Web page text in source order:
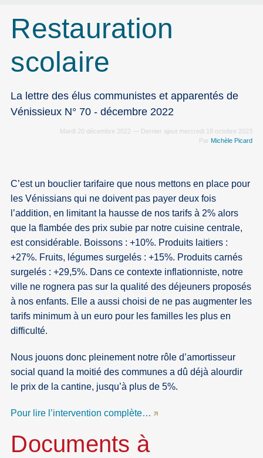
Restauration
scolaire
La lettre des élus communistes et apparentés de
Vénissieux N° 70 - décembre 2022
Mardi 20 décembre 2022 — Dernier ajout mercredi 18 octobre 2023
Par Michèle Picard
C’est un bouclier tarifaire que nous mettons en place pour
les Vénissians qui ne doivent pas payer deux fois
l’addition, en limitant la hausse de nos tarifs à 2% alors
que la flambée des prix subie par notre cuisine centrale,
est considérable. Boissons : +10%. Produits laitiers :
+27%. Fruits, légumes surgelés : +15%. Produits carnés
surgelés : +29,5%. Dans ce contexte inflationniste, notre
ville ne rognera pas sur la qualité des déjeuners proposés
à nos enfants. Elle a aussi choisi de ne pas augmenter les
tarifs minimum à un euro pour les familles les plus en
difficulté.
Nous jouons donc pleinement notre rôle d’amortisseur
social quand la moitié des communes a dû déjà alourdir
le prix de la cantine, jusqu’à plus de 5%.
Pour lire l’intervention complète…
Documents à